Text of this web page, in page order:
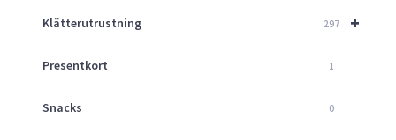
+
Klätterutrustning 297
Presentkort 1
Snacks 0